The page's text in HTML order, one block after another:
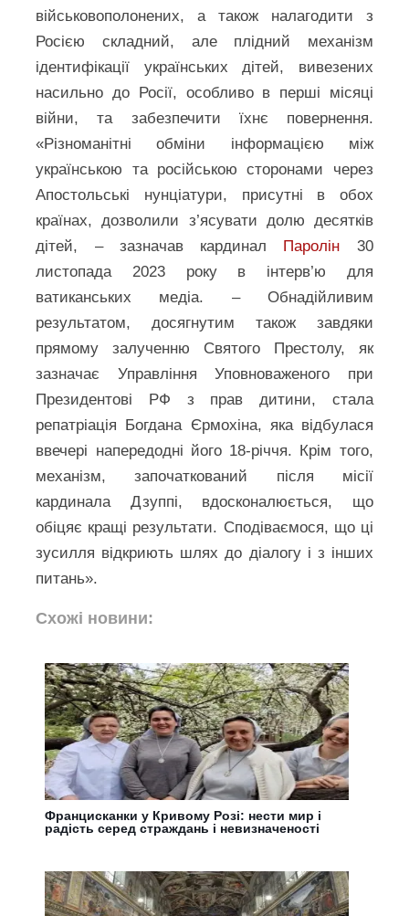
військовополонених, а також налагодити з
Росією складний, але плідний механізм
ідентифікації українських дітей, вивезених
насильно до Росії, особливо в перші місяці
війни, та забезпечити їхнє повернення.
«Різноманітні обміни інформацією між
українською та російською сторонами через
Апостольські нунціатури, присутні в обох
країнах, дозволили з’ясувати долю десятків
дітей, – зазначав кардинал Паролін 30
листопада 2023 року в інтерв’ю для
ватиканських медіа. – Обнадійливим
результатом, досягнутим також завдяки
прямому залученню Святого Престолу, як
зазначає Управління Уповноваженого при
Президентові РФ з прав дитини, стала
репатріація Богдана Єрмохіна, яка відбулася
ввечері напередодні його 18-річчя. Крім того,
механізм, започаткований після місії
кардинала Дзуппі, вдосконалюється, що
обіцяє кращі результати. Сподіваємося, що ці
зусилля відкриють шлях до діалогу і з інших
питань».
Схожі новини:
Францисканки у Кривому Розі: нести мир і
радість серед страждань і невизначеності